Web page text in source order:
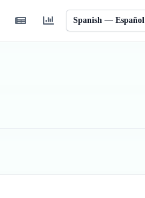
Spanish — Español